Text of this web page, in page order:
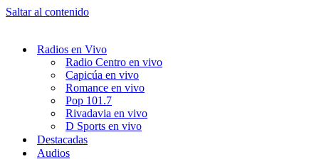
Saltar al contenido
Radios en Vivo
Radio Centro en vivo
Capicúa en vivo
Romance en vivo
Pop 101.7
Rivadavia en vivo
D Sports en vivo
Destacadas
Audios